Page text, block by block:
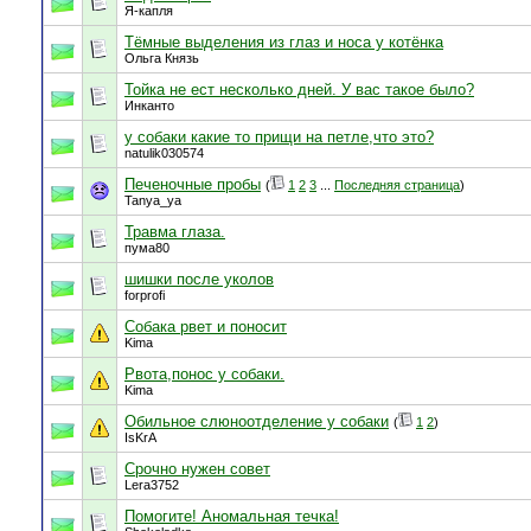
Я-капля
Тёмные выделения из глаз и носа у котёнка
Ольга Князь
Тойка не ест несколько дней. У вас такое было?
Инканто
у собаки какие то прищи на петле,что это?
natulik030574
Печеночные пробы ( 1 2 3 Последняя страница)
Tanya_ya
Травма глаза.
пума80
шишки после уколов
forprofi
Собака рвет и поносит
Kima
Рвота,понос у собаки.
Kima
Обильное слюноотделение у собаки ( 1 2)
IsKrA
Срочно нужен совет
Lera3752
Помогите! Аномальная течка!